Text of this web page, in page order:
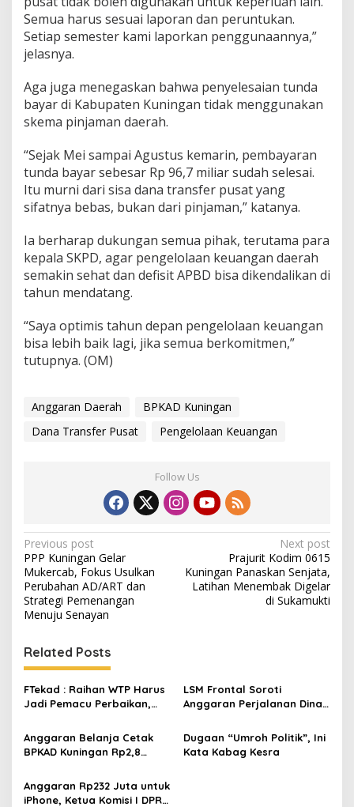
Semua harus sesuai laporan dan peruntukan.
Setiap semester kami laporkan penggunaannya,”
jelasnya.
Aga juga menegaskan bahwa penyelesaian tunda
bayar di Kabupaten Kuningan tidak menggunakan
skema pinjaman daerah.
“Sejak Mei sampai Agustus kemarin, pembayaran
tunda bayar sebesar Rp 96,7 miliar sudah selesai.
Itu murni dari sisa dana transfer pusat yang
sifatnya bebas, bukan dari pinjaman,” katanya.
Ia berharap dukungan semua pihak, terutama para
kepala SKPD, agar pengelolaan keuangan daerah
semakin sehat dan defisit APBD bisa dikendalikan di
tahun mendatang.
“Saya optimis tahun depan pengelolaan keuangan
bisa lebih baik lagi, jika semua berkomitmen,”
tutupnya. (OM)
Anggaran Daerah
BPKAD Kuningan
Dana Transfer Pusat
Pengelolaan Keuangan
Follow Us
Post
navigation
Previous post
PPP Kuningan Gelar
Mukercab, Fokus Usulkan
Perubahan AD/ART dan
Strategi Pemenangan
Menuju Senayan
Next post
Prajurit Kodim 0615
Kuningan Panaskan Senjata,
Latihan Menembak Digelar
di Sukamukti
Related Posts
FTekad : Raihan WTP Harus
Jadi Pemacu Perbaikan,
LSM Frontal Soroti
Anggaran Perjalanan Dinas
Miliar, Sebut Bertentangan
dengan Semangat Efisiensi
Anggaran Belanja Cetak
BPKAD Kuningan Rp2,8
Minta Transparansi
Dugaan “Umroh Politik”, Ini
Kata Kabag Kesra
Anggaran Rp232 Juta untuk
iPhone, Ketua Komisi I DPRD